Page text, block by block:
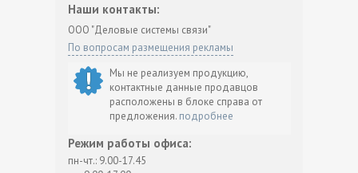
Наши контакты:
ООО "Деловые системы связи"
По вопросам размещения рекламы
Мы не реализуем продукцию,
контактные данные продавцов
расположены в блоке справа от
предложения. подробнее
Режим работы офиса:
пн-чт.: 9.00-17.45